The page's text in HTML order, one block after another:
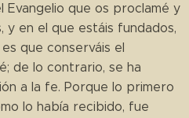
Evangelio que os proclamé y
en el que estáis fundados,
que conserváis el
de lo contrario, se ha
a la fe. Porque lo primero
lo había recibido, fue